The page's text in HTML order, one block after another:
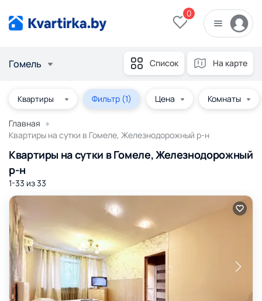
0
Гомель Список На карте
Фильтр (1) Цена Комнаты
Главная
Квартиры на сутки в Гомеле, Железнодорожный р-н
Квартиры на сутки в Гомеле, Железнодорожный
р-н
1-33 из33